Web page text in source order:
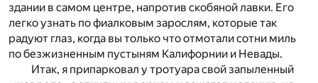
здании в самом центре, напротив скобяной лавки. Его
легко узнать по фиалковым зарослям, которые так
радуют глаз, когда вы только что отмотали сотни миль
по безжизненным пустыням Калифорнии и Невады.
Итак, я припарковал у тротуара свой запыленный